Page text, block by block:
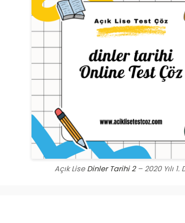
Açık Lise Dinler Tarihi 2– 2020 Yılı 1.